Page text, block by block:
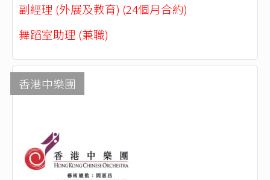
副經理 (外展及教育) (24個月合約)
舞蹈室助理 (兼職)
香港中樂團